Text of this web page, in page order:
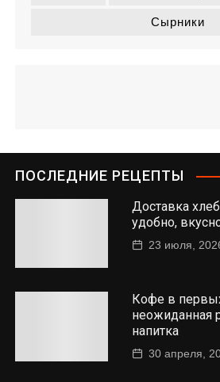
Сырники
ПОСЛЕДНИЕ РЕЦЕПТЫ
Доставка
удобно,
23 июля,
Кофе в
неожиданная
напитка
30 апреля,